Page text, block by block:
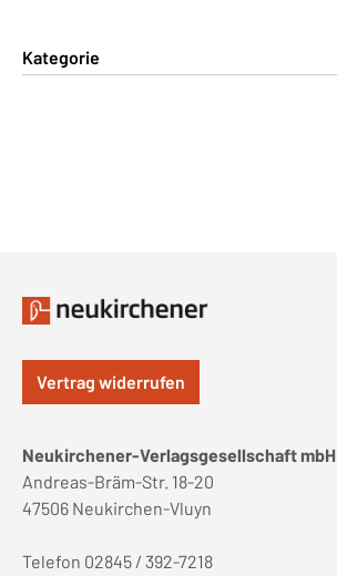
Kategorie
Vertrag widerrufen
Neukirchener-Verlagsgesellschaft mbH
Andreas-Bräm-Str. 18-20
47506 Neukirchen-Vluyn
Telefon 02845 / 392-7218